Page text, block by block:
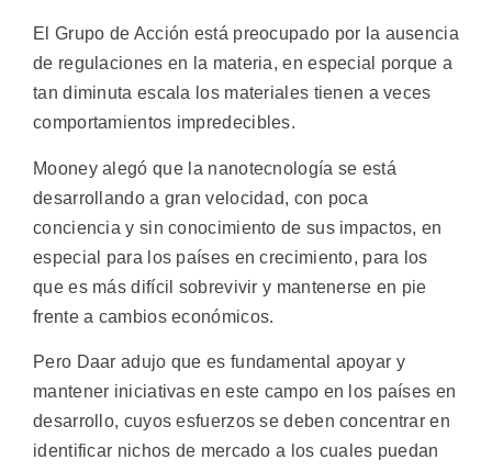
El Grupo de Acción está preocupado por la ausencia
de regulaciones en la materia, en especial porque a
tan diminuta escala los materiales tienen a veces
comportamientos impredecibles.
Mooney alegó que la nanotecnología se está
desarrollando a gran velocidad, con poca
conciencia y sin conocimiento de sus impactos, en
especial para los países en crecimiento, para los
que es más difícil sobrevivir y mantenerse en pie
frente a cambios económicos.
Pero Daar adujo que es fundamental apoyar y
mantener iniciativas en este campo en los países en
desarrollo, cuyos esfuerzos se deben concentrar en
identificar nichos de mercado a los cuales puedan